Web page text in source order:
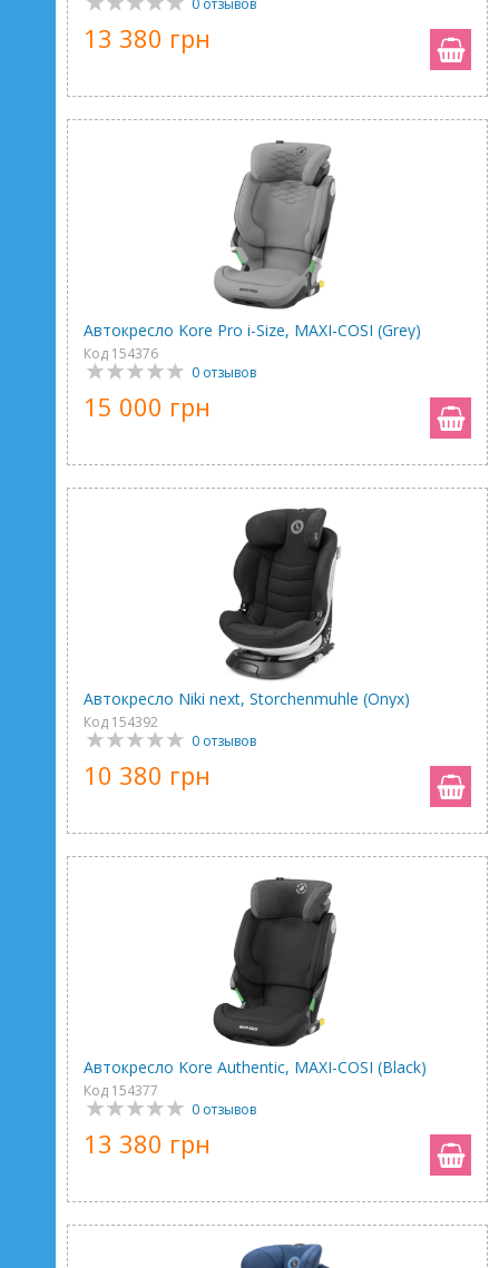
0 отзывов
13 380 грн
Автокресло Kore Pro i-Size, MAXI-COSI (Grey)
Код 154376
0 отзывов
15 000 грн
Автокресло Niki next, Storchenmuhle (Onyx)
Код 154392
0 отзывов
10 380 грн
Автокресло Kore Authentic, MAXI-COSI (Black)
Код 154377
0 отзывов
13 380 грн